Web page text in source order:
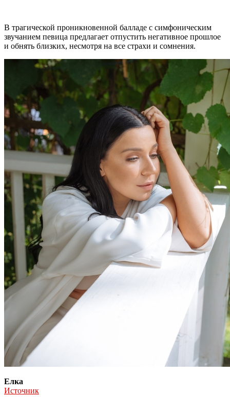
В трагической проникновенной балладе с симфоническим
звучанием певица предлагает отпустить негативное прошлое
и обнять близких, несмотря на все страхи и сомнения.
Елка
Источник